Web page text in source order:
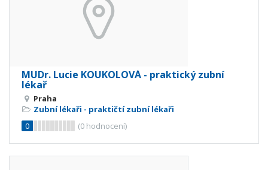
MUDr. Lucie KOUKOLOVÁ - praktický zubní
lékař
Praha
Zubní lékaři - praktičtí zubní lékaři
0
(0 hodnocení)